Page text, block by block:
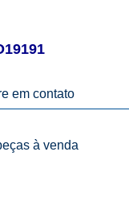
em contato
à venda